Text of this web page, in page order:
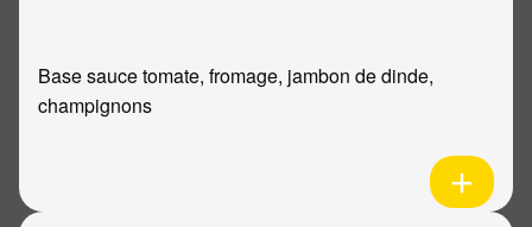
Base sauce tomate, fromage, jambon de dinde,
champignons